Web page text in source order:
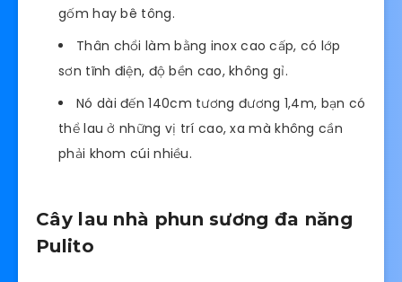
gốm hay bê tông.
Thân chổi làm bằng inox cao cấp, có lớp
sơn tĩnh điện, độ bền cao, không gỉ.
Nó dài đến 140cm tương đương 1,4m, bạn có
thể lau ở những vị trí cao, xa mà không cần
phải khom cúi nhiều.
Cây lau nhà phun sương đa năng
Pulito